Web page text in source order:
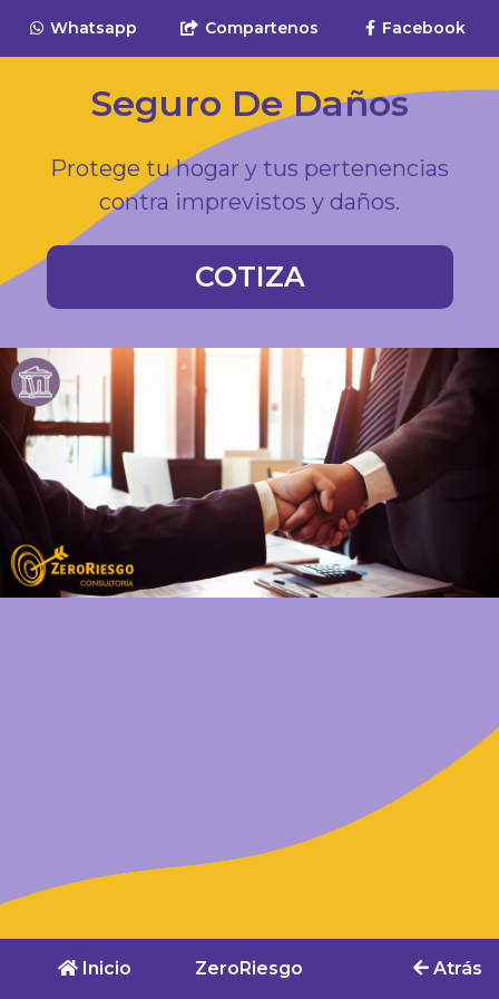
Whatsapp Compartenos Facebook
Seguro De Daños
Protege tu hogar y tus pertenencias
contra imprevistos y daños.
COTIZA
Inicio ZeroRiesgo Atrás